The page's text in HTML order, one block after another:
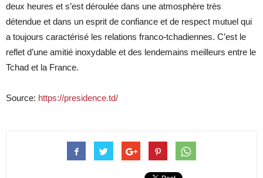
deux heures et s’est déroulée dans une atmosphère très
détendue et dans un esprit de confiance et de respect mutuel qui
a toujours caractérisé les relations franco-tchadiennes. C’est le
reflet d’une amitié inoxydable et des lendemains meilleurs entre le
Tchad et la France.
Source: https://presidence.td/